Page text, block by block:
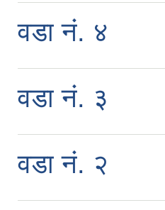
वडा नं. ४
वडा नं. ३
वडा नं. २